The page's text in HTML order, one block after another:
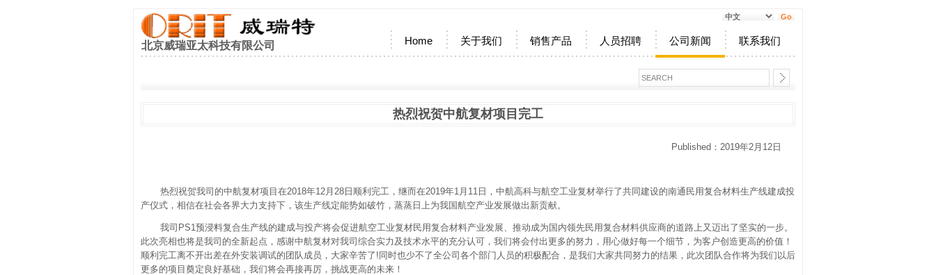
Home 关于我们 销售产品 人员招聘 公司新闻 联系我们
北京威瑞亚太科技有限公司
热烈祝贺中航复材项目完工
Published：2019年2月12日
热烈祝贺我司的中航复材项目在2018年12月28日顺利完工，继而在2019年1月11日，中航高科与航空工业复材举行了共同建设的南通民用复合材料生产线建成投
产仪式，相信在社会各界大力支持下，该生产线定能势如破竹，蒸蒸日上为我国航空产业发展做出新贡献。
我司PS1预浸料复合生产线的建成与投产将会促进航空工业复材民用复合材料产业发展、推动成为国内领先民用复合材料供应商的道路上又迈出了坚实的一步。
此次亮相也将是我司的全新起点，感谢中航复材对我司综合实力及技术水平的充分认可，我们将会付出更多的努力，用心做好每一个细节，为客户创造更高的价值！
顺利完工离不开出差在外安装调试的团队成员，大家辛苦了!同时也少不了全公司各个部门人员的积极配合，是我们大家共同努力的结果，此次团队合作将为我们以后
更多的项目奠定良好基础，我们将会再接再厉，挑战更高的未来！